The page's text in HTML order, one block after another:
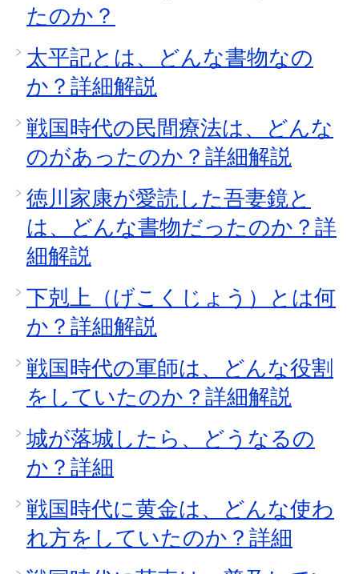
たのか？
太平記とは、どんな書物なの
か？詳細解説
戦国時代の民間療法は、どんな
のがあったのか？詳細解説
徳川家康が愛読した吾妻鏡と
は、どんな書物だったのか？詳
細解説
下剋上（げこくじょう）とは何
か？詳細解説
戦国時代の軍師は、どんな役割
をしていたのか？詳細解説
城が落城したら、どうなるの
か？詳細
戦国時代に黄金は、どんな使わ
れ方をしていたのか？詳細